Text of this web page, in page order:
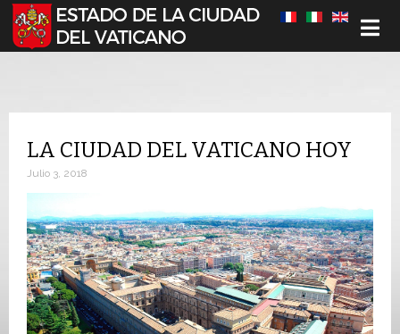
Seleccione su idioma
LA CIUDAD DEL VATICANO HOY
Julio 3, 2018